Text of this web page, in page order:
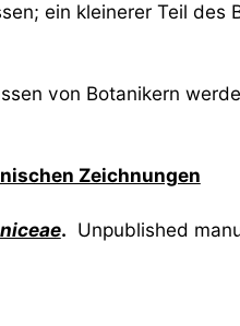
ein kleinerer Teil des
von Botanikern
Zeichnungen
. Unpublished